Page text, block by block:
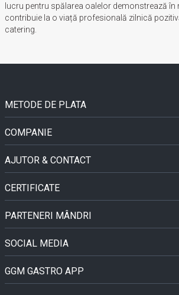
lucru pentru spălarea oalelor demonstrează în
contribuie la o viață profesională zilnică
catering.
METODE DE PLATA
COMPANIE
AJUTOR & CONTACT
CERTIFICATE
PARTENERI MÂNDRI
SOCIAL MEDIA
GGM GASTRO APP